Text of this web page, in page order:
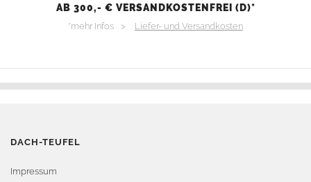
AB 300,- € VERSANDKOSTENFREI (D)*
*mehr Infos > Liefer- und Versandkosten
DACH-TEUFEL
Impressum